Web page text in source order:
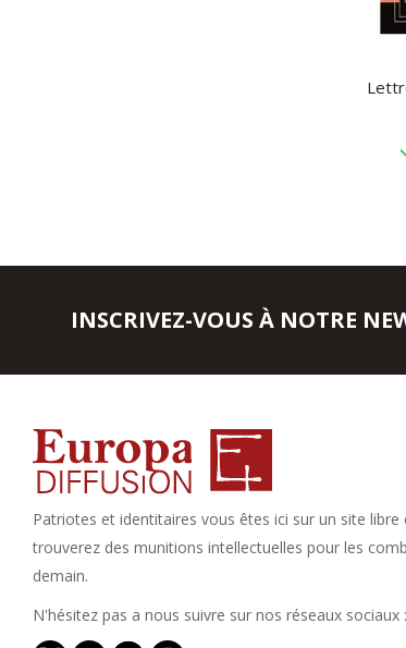
INSCRIVEZ-VOUS À NOTRE
Patriotes et identitaires vous êtes ici sur un site libre
trouverez des munitions intellectuelles pour les
demain.
N'hésitez pas a nous suivre sur nos réseaux sociaux :